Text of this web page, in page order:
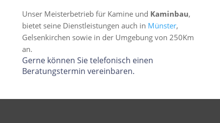
Unser Meisterbetrieb für Kamine und Kaminbau,
bietet seine Dienstleistungen auch in Münster,
Gelsenkirchen sowie in der Umgebung von 250Km
an.
Gerne können Sie telefonisch einen
Beratungstermin vereinbaren.